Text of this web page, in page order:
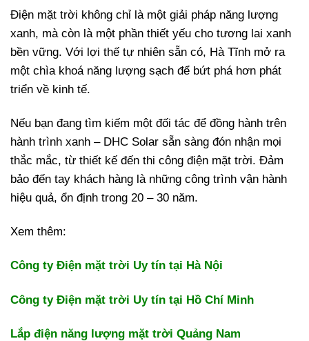
Điện mặt trời không chỉ là một giải pháp năng lượng
xanh, mà còn là một phần thiết yếu cho tương lai xanh
bền vững. Với lợi thế tự nhiên sẵn có, Hà Tĩnh mở ra
một chìa khoá năng lượng sạch để bứt phá hơn phát
triển về kinh tế.
Nếu bạn đang tìm kiếm một đối tác để đồng hành trên
hành trình xanh – DHC Solar sẵn sàng đón nhận mọi
thắc mắc, từ thiết kế đến thi công điện mặt trời. Đảm
bảo đến tay khách hàng là những công trình vận hành
hiệu quả, ổn định trong 20 – 30 năm.
Xem thêm:
Công ty Điện mặt trời Uy tín tại Hà Nội
Công ty Điện mặt trời Uy tín tại Hồ Chí Minh
Lắp điện năng lượng mặt trời Quảng Nam